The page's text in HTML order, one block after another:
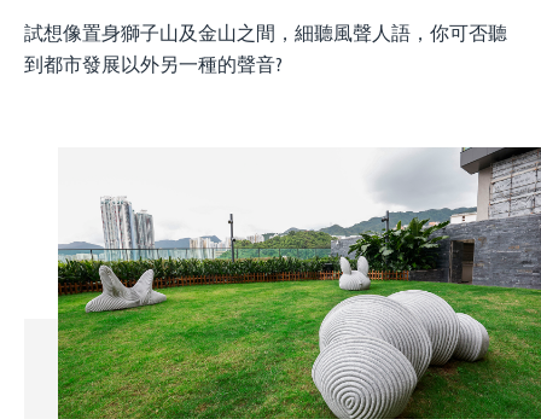
試想像置身獅子山及金山之間，細聽風聲人語，你可否聽
到都市發展以外另一種的聲音?